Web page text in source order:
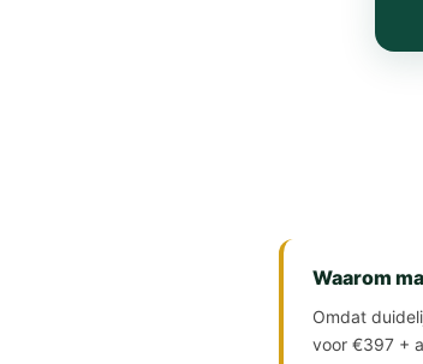
Waarom
Omdat
voor €397 +